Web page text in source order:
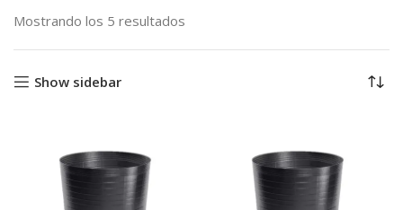
Mostrando los 5 resultados
Show sidebar